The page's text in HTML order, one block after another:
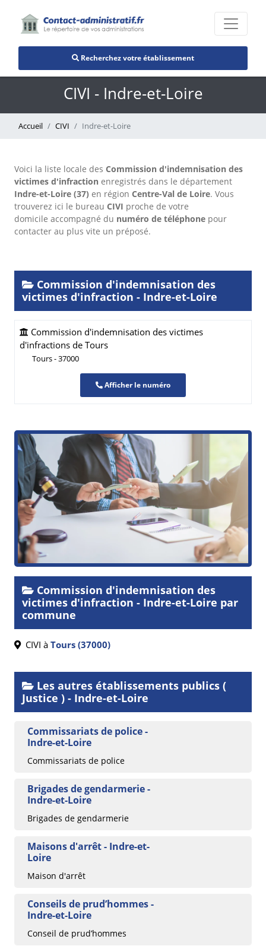
Recherchez votre établissement
CIVI - Indre-et-Loire
Accueil CIVI Indre-et-Loire
Voici la liste locale des Commission d'indemnisation des
victimes d'infraction enregistrés dans le département
Indre-et-Loire (37) en région Centre-Val de Loire. Vous
trouverez ici le bureau CIVI proche de votre
domicile accompagné du numéro de téléphone pour
contacter au plus vite un préposé.
Commission d'indemnisation des
victimes d'infraction - Indre-et-Loire
Commission d'indemnisation des victimes
d'infractions de Tours
Tours - 37000
Afficher le numéro
Commission d'indemnisation des
victimes d'infraction - Indre-et-Loire par
commune
CIVI à Tours (37000)
Les autres établissements publics (
Justice ) - Indre-et-Loire
Commissariats de police -
Indre-et-Loire
Commissariats de police
Brigades de gendarmerie -
Indre-et-Loire
Brigades de gendarmerie
Maisons d'arrêt - Indre-et-
Loire
Maison d'arrêt
Conseils de prud’hommes -
Indre-et-Loire
Conseil de prud’hommes